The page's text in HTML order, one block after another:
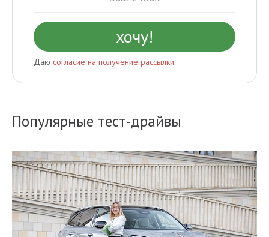
Даю согласие на получение рассылки
Популярные тест-драйвы